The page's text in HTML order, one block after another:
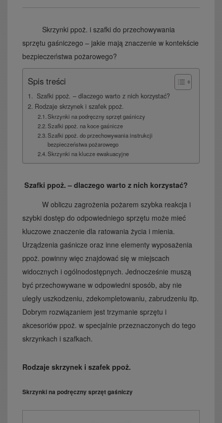
Skrzynki ppoż. i szafki do przechowywania
sprzętu gaśniczego – jakie mają znaczenie w kontekście
bezpieczeństwa pożarowego?
Spis treści
Szafki ppoż. – dlaczego warto z nich korzystać?
Rodzaje skrzynek i szafek ppoż.
Skrzynki na podręczny sprzęt gaśniczy
Szafki ppoż. na koce gaśnicze
Szafki ppoż. do przechowywania instrukcji
bezpieczeństwa pożarowego
Skrzynki na klucze ewakuacyjne
Szafki ppoż. – dlaczego warto z nich korzystać?
W obliczu zagrożenia pożarem szybka reakcja i
szybki dostęp do odpowiedniego sprzętu może mieć
kluczowe znaczenie dla ratowania życia i mienia.
Urządzenia gaśnicze oraz inne elementy wyposażenia
ppoż. powinny więc znajdować się w miejscach
widocznych i ogólnodostępnych. Jednocześnie muszą
być przechowywane w odpowiedni sposób, aby nie
uległy uszkodzeniu, zdekompletowaniu, zabrudzeniu itp.
Dobrym rozwiązaniem jest trzymanie sprzętu i
akcesoriów ppoż. w specjalnie przeznaczonych do tego
skrzynkach i szafkach.
Rodzaje skrzynek i szafek ppoż.
Skrzynki na podręczny sprzęt gaśniczy